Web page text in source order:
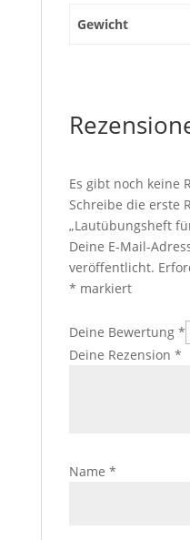
Gewicht
Es gibt noch keine
Schreibe die erste
„Lautübungsheft
Deine E-Mail-
veröffentlicht.
* markiert
Deine Bewertung *
Deine Rezension *
Name *